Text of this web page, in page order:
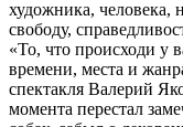
художника, человека,
свободу,
«То, что происходи у
времени, места и
спектакля Валерий
момента перестал